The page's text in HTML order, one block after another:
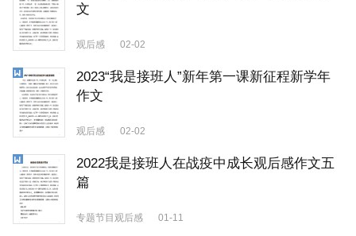
文
观后感 02-02
2023“我是接班人”新年第一课新征程新学年
作文
观后感 02-02
2022我是接班人在战疫中成长观后感作文五
篇
专题节目观后感 01-11